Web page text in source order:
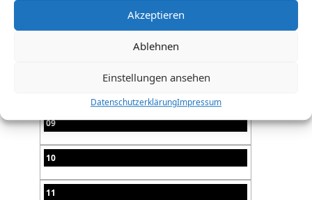
Akzeptieren
Ablehnen
Einstellungen ansehen
DatenschutzerklärungImpressum
09
10
11